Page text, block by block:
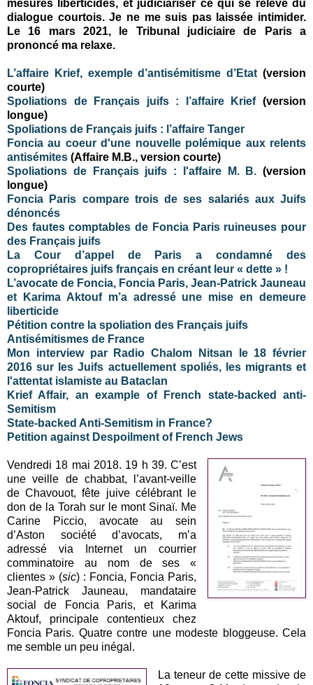
mesures liberticides, et judiciariser ce qui se relève du
dialogue courtois. Je ne me suis pas laissée intimider.
Le 16 mars 2021, le Tribunal judiciaire de Paris a
prononcé ma relaxe.
L’affaire Krief, exemple d’antisémitisme d’Etat (version
courte)
Spoliations de Français juifs : l’affaire Krief(version
longue)
Spoliations de Français juifs : l’affaire Tanger
Foncia au coeur d'une nouvelle polémique aux relents
antisémites (Affaire M.B., version courte)
Spoliations de Français juifs : l'affaire M. B. (version
longue)
Foncia Paris compare trois de ses salariés aux Juifs
dénoncés
Des fautes comptables de Foncia Paris ruineuses pour
des Français juifs
La Cour d’appel de Paris a condamné des
copropriétaires juifs français en créant leur « dette » !
L’avocate de Foncia, Foncia Paris, Jean-Patrick Jauneau
et Karima Aktouf m’a adressé une mise en demeure
liberticide
Pétition contre la spoliation des Français juifs
Antisémitismes de France
Mon interview par Radio Chalom Nitsan le 18 février
2016 sur les Juifs actuellement spoliés, les migrants et
l'attentat islamiste au Bataclan
Krief Affair, an example of French state-backed anti-
Semitism
State-backed Anti-Semitism in France?
Petition against Despoilment of French Jews
Vendredi 18 mai 2018. 19 h 39. C’est
une veille de chabbat, l’avant-veille
de Chavouot, fête juive célébrant le
don de la Torah sur le mont Sinaï. Me
Carine Piccio, avocate au sein
d’Aston société d’avocats, m’a
adressé via Internet un courrier
comminatoire au nom de ses «
clientes » (sic) : Foncia, Foncia Paris,
Jean-Patrick Jauneau, mandataire
social de Foncia Paris, et Karima
Aktouf, principale contentieux chez
Foncia Paris. Quatre contre une modeste bloggeuse. Cela
me semble un peu inégal.
La teneur de cette missive de